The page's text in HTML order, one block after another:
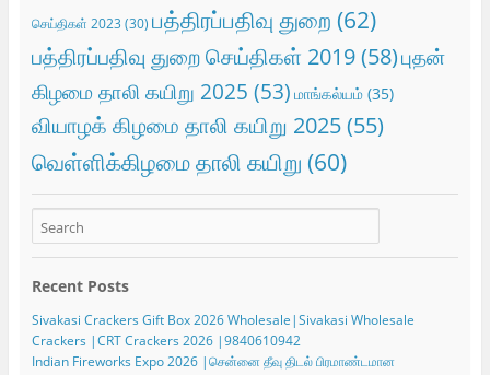
செய்திகள் 2023 (30) பத்திரப்பதிவு துறை (62)
பத்திரப்பதிவு துறை செய்திகள் 2019(58)புதன்
கிழமை தாலி கயிறு 2025 (53) மாங்கல்யம்(35)
வியாழக் கிழமை தாலி கயிறு 2025(55)
வெள்ளிக்கிழமை தாலி கயிறு (60)
Recent Posts
Sivakasi Crackers Gift Box 2026 Wholesale|Sivakasi Wholesale
Crackers |CRT Crackers 2026 |9840610942
Indian Fireworks Expo 2026 |சென்னை தீவு திடல் பிரமாண்டமான